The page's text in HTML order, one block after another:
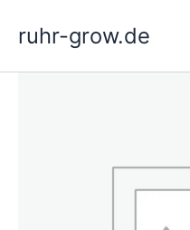
ruhr-grow.de